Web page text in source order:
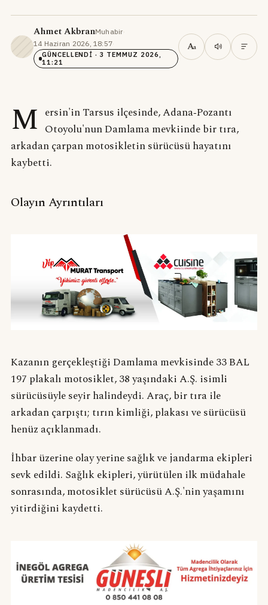
Ahmet AkbranMuhabir·
14 Haziran 2026, 18:57·
GÜNCELLENDI · 3 TEMMUZ 2026,
11:21
Aa
M ersin'in Tarsus ilçesinde, Adana‑Pozantı
Otoyolu'nun Damlama mevkiinde bir tıra,
arkadan çarpan motosikletin sürücüsü hayatını
kaybetti.
Olayın Ayrıntıları
Kazanın gerçekleştiği Damlama mevkisinde 33 BAL
197 plakalı motosiklet, 38 yaşındaki A.Ş. isimli
sürücüsüyle seyir halindeydi. Araç, bir tıra ile
arkadan çarpıştı; tırın kimliği, plakası ve sürücüsü
henüz açıklanmadı.
İhbar üzerine olay yerine sağlık ve jandarma ekipleri
sevk edildi. Sağlık ekipleri, yürütülen ilk müdahale
sonrasında, motosiklet sürücüsü A.Ş.'nin yaşamını
yitirdiğini kaydetti.